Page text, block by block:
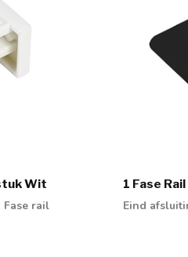
Wit
rail
1 Fase
Eind